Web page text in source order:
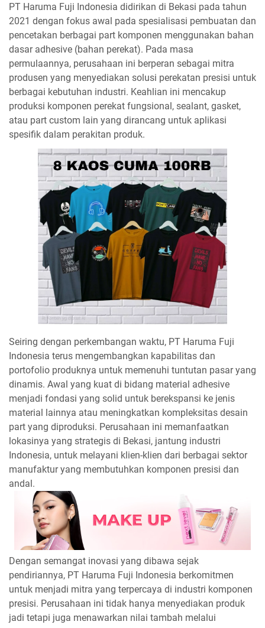
PT Haruma Fuji Indonesia didirikan di Bekasi pada tahun
2021 dengan fokus awal pada spesialisasi pembuatan dan
pencetakan berbagai part komponen menggunakan bahan
dasar adhesive (bahan perekat). Pada masa
permulaannya, perusahaan ini berperan sebagai mitra
produsen yang menyediakan solusi perekatan presisi untuk
berbagai kebutuhan industri. Keahlian ini mencakup
produksi komponen perekat fungsional, sealant, gasket,
atau part custom lain yang dirancang untuk aplikasi
spesifik dalam perakitan produk.
Seiring dengan perkembangan waktu, PT Haruma Fuji
Indonesia terus mengembangkan kapabilitas dan
portofolio produknya untuk memenuhi tuntutan pasar yang
dinamis. Awal yang kuat di bidang material adhesive
menjadi fondasi yang solid untuk berekspansi ke jenis
material lainnya atau meningkatkan kompleksitas desain
part yang diproduksi. Perusahaan ini memanfaatkan
lokasinya yang strategis di Bekasi, jantung industri
Indonesia, untuk melayani klien-klien dari berbagai sektor
manufaktur yang membutuhkan komponen presisi dan
andal.
Dengan semangat inovasi yang dibawa sejak
pendiriannya, PT Haruma Fuji Indonesia berkomitmen
untuk menjadi mitra yang terpercaya di industri komponen
presisi. Perusahaan ini tidak hanya menyediakan produk
jadi tetapi juga menawarkan nilai tambah melalui